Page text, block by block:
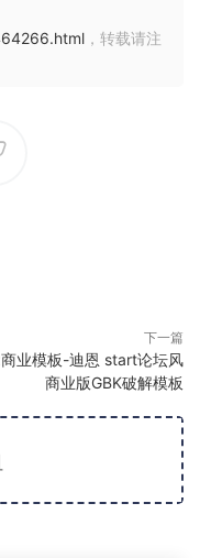
，转载请注
下一篇
业模板-迪恩 start论坛风
商业版GBK破解模板